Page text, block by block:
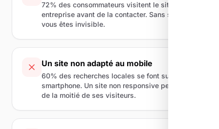
72% des consommateurs visitent le site d'une
entreprise avant de la contacter. Sans site,
vous êtes invisible.
Un site non adapté au mobile
60% des recherches locales se font sur
smartphone. Un site non responsive perd plus
de la moitié de ses visiteurs.